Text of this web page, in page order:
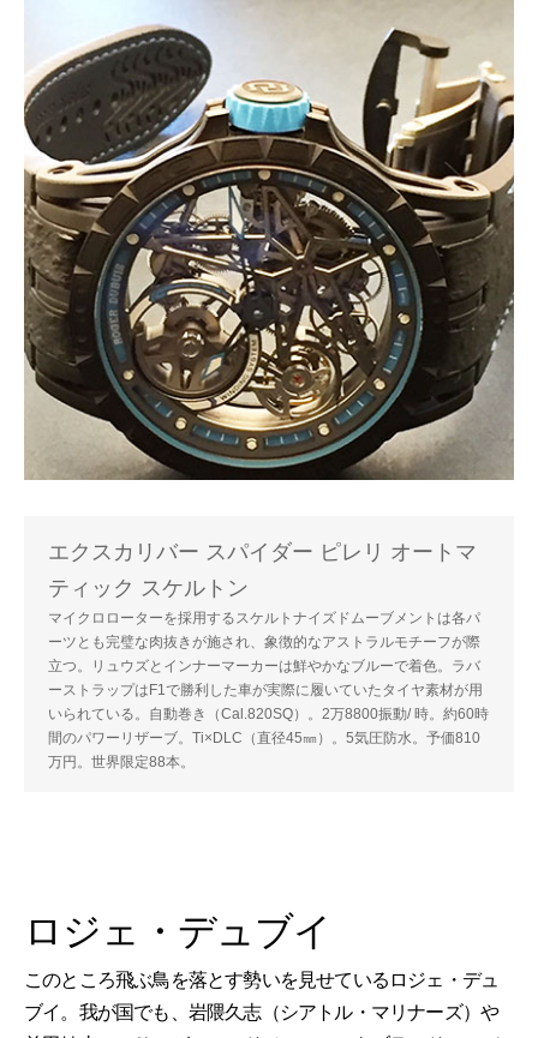
エクスカリバー スパイダー ピレリ オートマ
ティック スケルトン
マイクロローターを採用するスケルトナイズドムーブメントは各パ
ーツとも完璧な肉抜きが施され、象徴的なアストラルモチーフが際
立つ。リュウズとインナーマーカーは鮮やかなブルーで着色。ラバ
ーストラップはF1で勝利した車が実際に履いていたタイヤ素材が用
いられている。自動巻き（Cal.820SQ）。2万8800振動/ 時。約60時
間のパワーリザーブ。Ti×DLC（直径45㎜）。5気圧防水。予価810
万円。世界限定88本。
ロジェ・デュブイ
このところ飛ぶ鳥を落とす勢いを見せているロジェ・デュ
ブイ。我が国でも、岩隈久志（シアトル・マリナーズ）や